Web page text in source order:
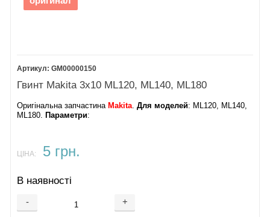
GM00000150
Гвинт Makita 3x10 ML120, ML140, ML180
Оригінальна запчастина Makita .Для моделей: ML120, ML140,
ML180.
Параметри:
ЦІНА: 5 грн.
В наявності
- +